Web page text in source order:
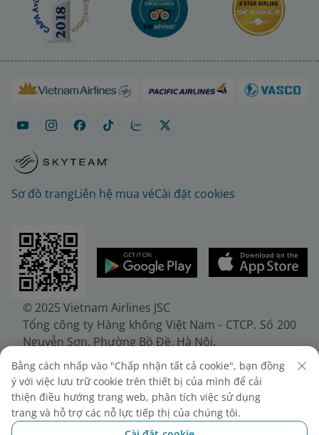
Sơ đồ trangLiên hệ mua véCài đặt cookies
© 2025 Vietnam Airlines JSC
Tổng công ty Hàng không Việt Nam - CTCP. Số 200
Nguyễn Sơn, Phường Bồ Đề, Hà Nội.
Điện thoại: (+84-24) 38272289. Fax: (+84-24)
38722375
Giấy chứng nhận đăng ký doanh nghiệp, mã số
doanh nghiệp 0100107518, đăng ký lần đầu ngày
30/6/2010, đăng ký thay đổi lần thứ 10 ngày
Bằng cách nhấp vào "Chấp nhận tất cả cookie", bạn đồng
ý với việc lưu trữ cookie trên thiết bị của mình để cải
thiện điều hướng trang web, phân tích việc sử dụng
trang và hỗ trợ các nỗ lực tiếp thị của chúng tôi.